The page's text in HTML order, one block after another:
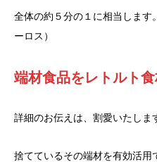
全体の約５分の１に相当します
ーロス）
端材食品をレトルト
詳細のお伝えは、割愛いたしま
捨てているその端材を有効活用